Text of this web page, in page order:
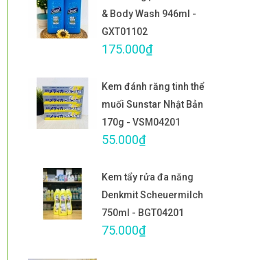
& Body Wash 946ml -
GXT01102
175.000₫
Kem đánh răng tinh thể
muối Sunstar Nhật Bản
170g - VSM04201
55.000₫
Kem tẩy rửa đa năng
Denkmit Scheuermilch
750ml - BGT04201
75.000₫